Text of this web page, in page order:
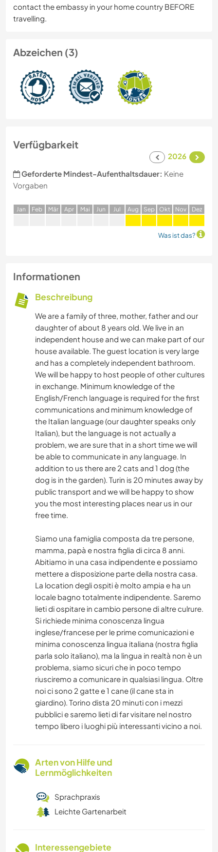
contact the embassy in your home country BEFORE
travelling.
Abzeichen (3)
Verfügbarkeit
2026
Geforderte Mindest-Aufenthaltsdauer: Keine
Vorgaben
Jan Feb Mär Apr Mai Jun Jul Aug Sep Okt Nov Dez
Was ist das?
Informationen
Beschreibung
We are a family of three, mother, father and our
daughter of about 8 years old. We live in an
independent house and we can make part of our
house available. The guest location is very large
and has a completely independent bathroom.
We will be happy to host people of other cultures
in exchange. Minimum knowledge of the
English/French language is required for the first
communications and minimum knowledge of
the Italian language (our daughter speaks only
Italian), but the language is not actually a
problem, we are sure that in a short time we will
be able to communicate in any language. In
addition to us there are 2 cats and 1 dog (the
dog is in the garden). Turin is 20 minutes away by
public transport and we will be happy to show
you the most interesting places near us in our
free time.
Siamo una famiglia composta da tre persone,
mamma, papà e nostra figlia di circa 8 anni.
Abitiamo in una casa indipendente e possiamo
mettere a disposizione parte della nostra casa.
La location degli ospiti è molto ampia e ha un
locale bagno totalmente indipendente. Saremo
lieti di ospitare in cambio persone di altre culrure.
Si richiede minima conoscenza lingua
inglese/francese per le prime comunicazioni e
minima conoscenza lingua italiana (nostra figlia
parla solo italiano), ma la lingua in realtà non è un
problema, siamo sicuri che in poco tempo
riusciremo a comunicare in qualsiasi lingua. Oltre
noi ci sono 2 gatte e 1 cane (il cane sta in
giardino). Torino dista 20 minuti con i mezzi
pubblici e saremo lieti di far visitare nel nostro
tempo libero i luoghi più interessanti vicino a noi.
Arten von Hilfe und
Lernmöglichkeiten
Sprachpraxis
Leichte Gartenarbeit
Interessengebiete